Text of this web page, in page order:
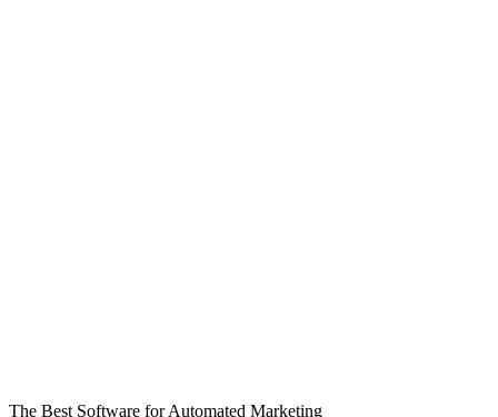
The Best Software for Automated Marketing